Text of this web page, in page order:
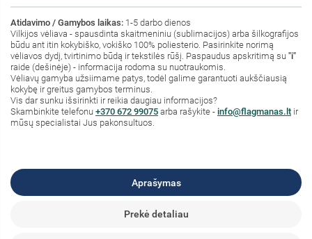
Atidavimo / Gamybos laikas: 1-5 darbo dienos
Vilkijos vėliava - spausdinta skaitmeniniu (sublimacijos) arba šilkografijos
būdu ant itin kokybiško, vokiško 100% poliesterio. Pasirinkite norimą
vėliavos dydį, tvirtinimo būdą ir tekstilės rūšį. Paspaudus apskritimą su "i"
raide (dešinėje) - informacija rodoma su nuotraukomis.
Vėliavų gamyba užsiimame patys, todėl galime garantuoti aukščiausią
kokybę ir greitus gamybos terminus.
Vis dar sunku išsirinkti ir reikia daugiau informacijos?
Skambinkite telefonu +370 672 99075 arba rašykite - info@flagmanas.lt ir
mūsų specialistai Jus pakonsultuos.
Aprašymas
Prekė detaliau